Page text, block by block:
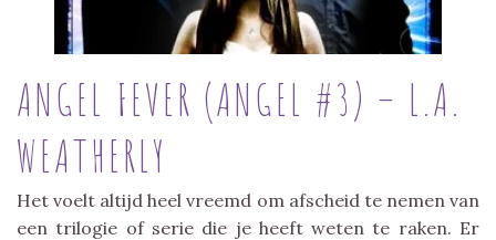
ANGEL FEVER (ANGEL #3) – L.A.
WEATHERLY
Het voelt altijd heel vreemd om afscheid te nemen van
een trilogie of serie die je heeft weten te raken. Er